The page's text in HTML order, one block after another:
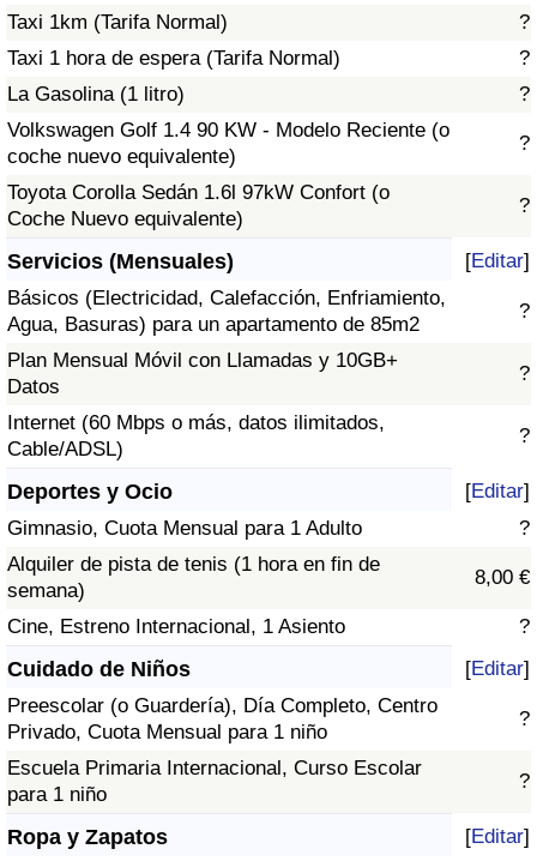
Taxi 1km (Tarifa Normal)
?
Taxi 1 hora de espera (Tarifa Normal)
?
La Gasolina (1 litro)
?
Volkswagen Golf 1.4 90 KW - Modelo Reciente (o
coche nuevo equivalente)
?
Toyota Corolla Sedán 1.6l 97kW Confort (o
Coche Nuevo equivalente)
?
Servicios (Mensuales) [Editar]
Básicos (Electricidad, Calefacción, Enfriamiento,
Agua, Basuras) para un apartamento de 85m2
?
Plan Mensual Móvil con Llamadas y 10GB+
Datos
?
Internet (60 Mbps o más, datos ilimitados,
Cable/ADSL)
?
Deportes y Ocio [Editar]
Gimnasio, Cuota Mensual para 1 Adulto
?
Alquiler de pista de tenis (1 hora en fin de
semana)
8,00 €
Cine, Estreno Internacional, 1 Asiento ?
Cuidado de Niños [Editar]
Preescolar (o Guardería), Día Completo, Centro
Privado, Cuota Mensual para 1 niño
?
Escuela Primaria Internacional, Curso Escolar
para 1 niño
?
Ropa y Zapatos [Editar]